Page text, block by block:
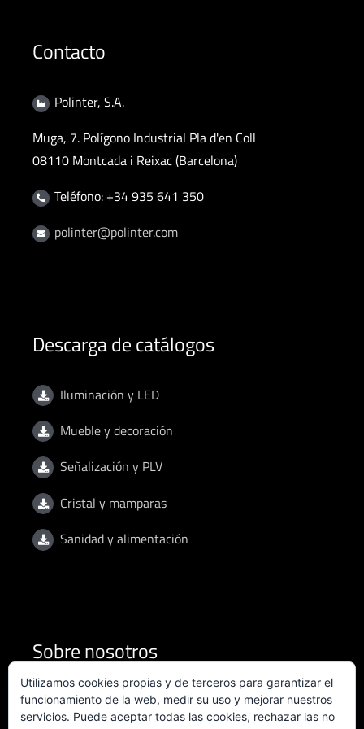
Contacto
Polinter, S.A.
Muga, 7. Polígono Industrial Pla d'en Coll
08110 Montcada i Reixac (Barcelona)
Teléfono: +34 935 641 350
polinter@polinter.com
Descarga de catálogos
Iluminación y LED
Mueble y decoración
Señalización y PLV
Cristal y mamparas
Sanidad y alimentación
Sobre nosotros
Condiciones de uso
Utilizamos cookies propias y de terceros para garantizar el
funcionamiento de la web, medir su uso y mejorar nuestros
servicios. Puede aceptar todas las cookies, rechazar las no